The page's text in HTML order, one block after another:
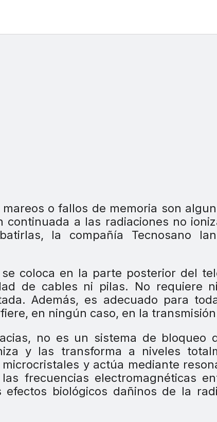
o fallos de memoria son
continuada a las radiaciones no
la compañía Tecnosano
coloca en la parte posterior del
de cables ni pilas. No requiere
Además, es adecuado para
en ningún caso, en la
no es un sistema de bloqueo
y las transforma a niveles
y actúa mediante
frecuencias electromagnéticas
biológicos dañinos de la